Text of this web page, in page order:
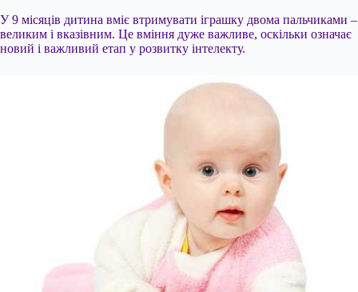
У 9 місяців дитина вміє втримувати іграшку двома пальчиками –
великим і вказівним. Це вміння дуже важливе, оскільки означає
новий і важливий етап у розвитку інтелекту.